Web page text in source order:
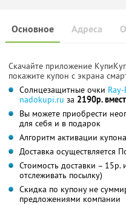
Основное Адреса
Скачайте приложение
покажите купон с экрана
Солнцезащитные очки
nadokupi.ru за 2190р.
Вы можете приобрести
для себя и в подарок
Алгоритм активации
Доставка осуществляется
Стоимость доставки –
отслеживать посылку)
Скидка по купону не
предложениями компании